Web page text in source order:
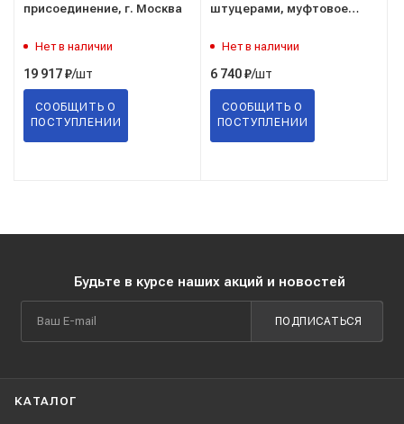
присоединение, г. Москва
Нет в наличии
19 917₽/шт
СООБЩИТЬ О
ПОСТУПЛЕНИИ
штуцерами, муфтовое
Нет в наличии
6 740₽/шт
СООБЩИТЬ О
ПОСТУПЛЕНИИ
Будьте в курсе наших акций и новостей
ПОДПИСАТЬСЯ
КАТАЛОГ